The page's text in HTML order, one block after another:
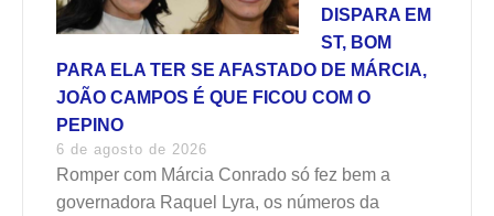
DISPARA EM
ST, BOM
PARA ELA TER SE AFASTADO DE MÁRCIA,
JOÃO CAMPOS É QUE FICOU COM O
PEPINO
6 de agosto de 2026
Romper com Márcia Conrado só fez bem a
governadora Raquel Lyra, os números da